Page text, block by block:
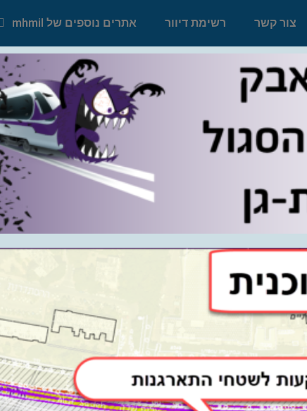
צור קשר רשימת דיוור אתרים נוספים של mhmil